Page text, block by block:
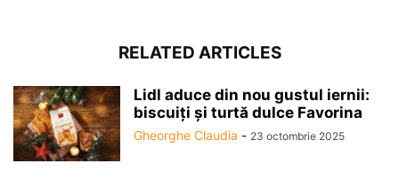
RELATED ARTICLES
Lidl aduce din nou gustul iernii:
biscuiți și turtă dulce Favorina
Gheorghe Claudia - 23 octombrie 2025